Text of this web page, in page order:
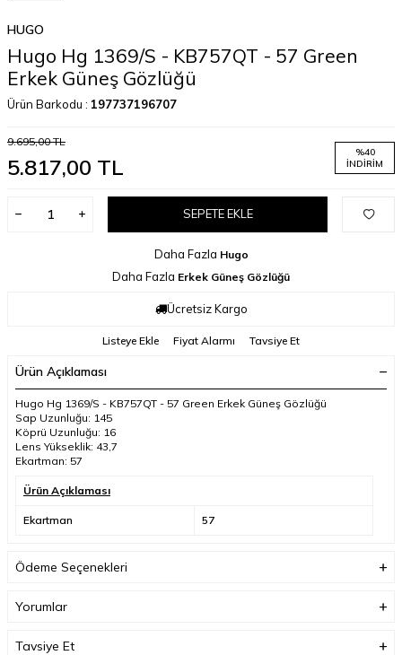
HUGO
Hugo Hg 1369/S - KB757QT - 57 Green
Erkek Güneş Gözlüğü
Ürün Barkodu : 197737196707
9.695,00TL
5.817,00 TL
%40
İNDIRIM
SEPETE EKLE
Daha Fazla Hugo
Daha Fazla Erkek Güneş Gözlüğü
Ücretsiz Kargo
Listeye Ekle Fiyat Alarmı Tavsiye Et
Ürün Açıklaması
Hugo Hg 1369/S - KB757QT - 57 Green Erkek Güneş Gözlüğü
Sap Uzunluğu: 145
Köprü Uzunluğu: 16
Lens Yükseklik: 43,7
Ekartman: 57
Ürün Açıklaması
Ekartman 57
Ödeme Seçenekleri
Yorumlar
Tavsiye Et